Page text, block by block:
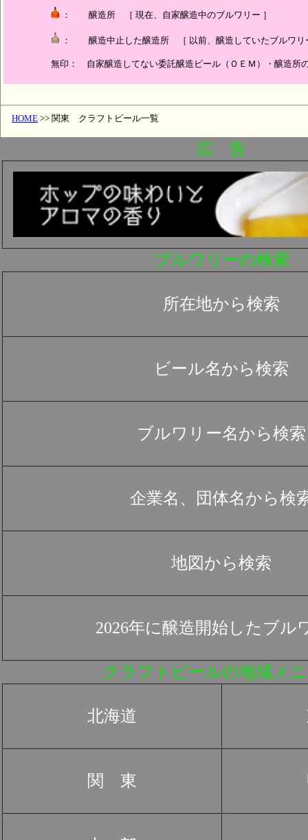
： 醸造所 ［ 現在、自家醸造中のブルワリー ］
： 醸造中止した醸造所 ［ 以前、醸造していたブルワリ
無印： 自家醸造してない委託醸造ビール（ＯＥＭ）・醸造所の
HOME >> 関東 クラフトビール一覧